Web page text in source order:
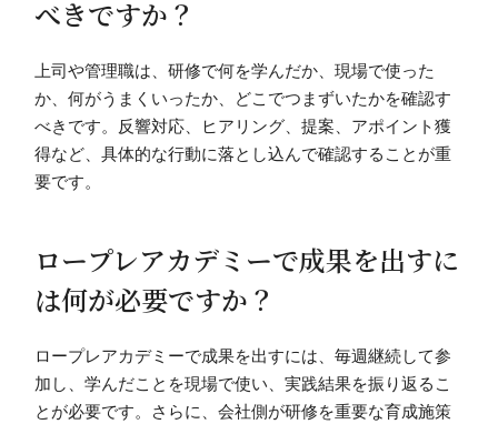
べきですか？
上司や管理職は、研修で何を学んだか、現場で使った
か、何がうまくいったか、どこでつまずいたかを確認す
べきです。反響対応、ヒアリング、提案、アポイント獲
得など、具体的な行動に落とし込んで確認することが重
要です。
ロープレアカデミーで成果を出すに
は何が必要ですか？
ロープレアカデミーで成果を出すには、毎週継続して参
加し、学んだことを現場で使い、実践結果を振り返るこ
とが必要です。さらに、会社側が研修を重要な育成施策